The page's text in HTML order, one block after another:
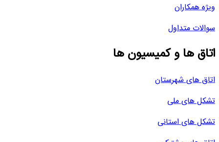
ویژه همکاران
سوالات متداول
اتاق ها و کمیسیون ها
اتاق های شهرستان
تشکل های ملی
تشکل های استانی